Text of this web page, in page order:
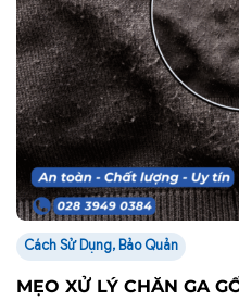
Cách Sử Dụng, Bảo Quản
MẸO XỬ LÝ CHĂN GA